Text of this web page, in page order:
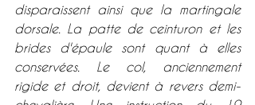
disparaissent ainsi que la martingale
dorsale. La patte de ceinturon et les
brides d'épaule sont quant à elles
conservées. Le col, anciennement
rigide et droit, devient à revers demi-